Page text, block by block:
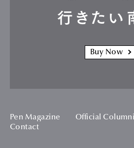
行きたい
Buy Now
Pen Magazine Official
Contact